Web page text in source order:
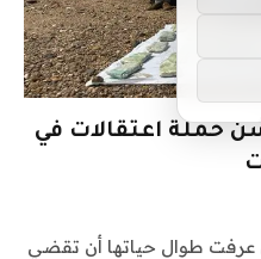
حملة اعتقالات في
عرفت طوال حياتها أن تقضي